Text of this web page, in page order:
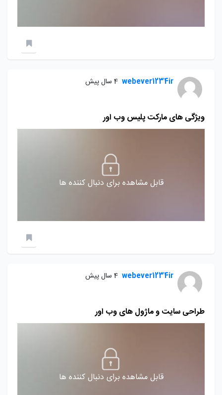
webever1234ir 4 سال پیش
ویژگی های مارکت پلیس وب اور
قابل مشاهده برای دنبال کننده ها
webever1234ir 4 سال پیش
طراحی سایت و ماژول های وب اور
قابل مشاهده برای دنبال کننده ها